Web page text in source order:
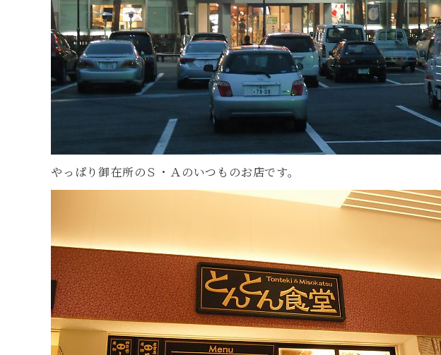
やっぱり御在所のＳ・Ａのいつものお店です。